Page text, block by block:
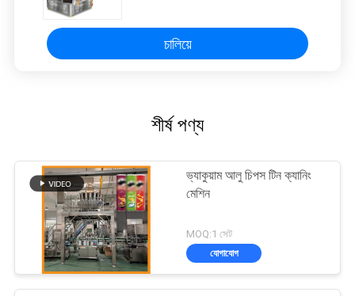
চালিয়ে
শীর্ষ পণ্য
ভ্যাকুয়াম আলু চিপস টিন ক্যানিং
মেশিন
MOQ:1 সেট
যোগাযোগ